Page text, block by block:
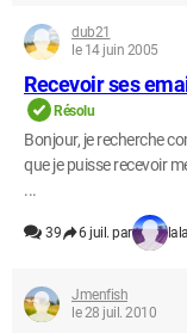
dub21
le 14 juin 2005
Recevoir ses
Résolu
Bonjour, je recherche
que je puisse recevoir
...
39 6 juil. par
Jmenfish
le 28 juil. 2010